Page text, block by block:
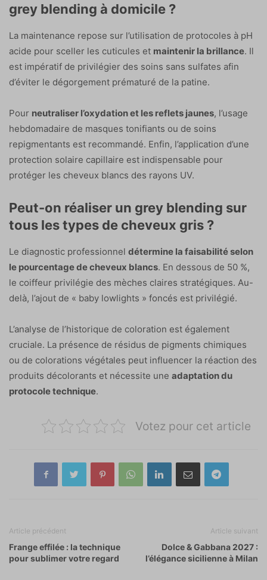
grey blending à domicile ?
La maintenance repose sur l’utilisation de protocoles à pH
acide pour sceller les cuticules et maintenir la brillance. Il
est impératif de privilégier des soins sans sulfates afin
d’éviter le dégorgement prématuré de la patine.
Pour neutraliser l’oxydation et les reflets jaunes, l’usage
hebdomadaire de masques tonifiants ou de soins
repigmentants est recommandé. Enfin, l’application d’une
protection solaire capillaire est indispensable pour
protéger les cheveux blancs des rayons UV.
Peut-on réaliser un grey blending sur
tous les types de cheveux gris ?
Le diagnostic professionnel détermine la faisabilité selon
le pourcentage de cheveux blancs. En dessous de 50 %,
le coiffeur privilégie des mèches claires stratégiques. Au-
delà, l’ajout de « baby lowlights » foncés est privilégié.
L’analyse de l’historique de coloration est également
cruciale. La présence de résidus de pigments chimiques
ou de colorations végétales peut influencer la réaction des
produits décolorants et nécessite une adaptation du
protocole technique.
Votez pour cet article
Article précédent
Frange effilée : la technique
pour sublimer votre regard
Article suivant
Dolce & Gabbana 2027 :
l’élégance sicilienne à Milan